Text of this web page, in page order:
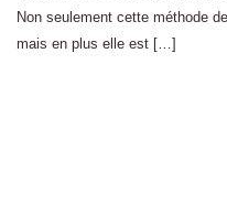
Non seulement cette méthode
mais en plus elle est […]